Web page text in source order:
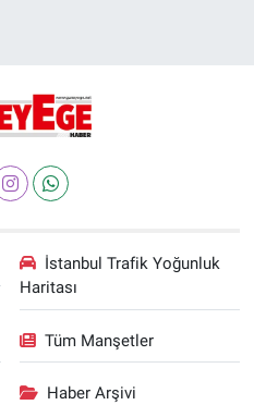
İstanbul Trafik Yoğunluk
Haritası
Tüm Manşetler
Haber Arşivi